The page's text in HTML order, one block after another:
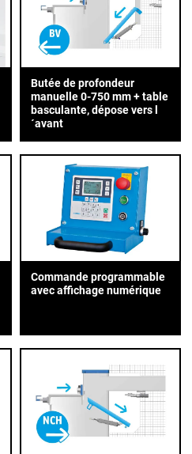
Butée de profondeur
manuelle 0-750 mm + table
basculante, dépose vers l
´avant
Commande programmable
avec affichage numérique